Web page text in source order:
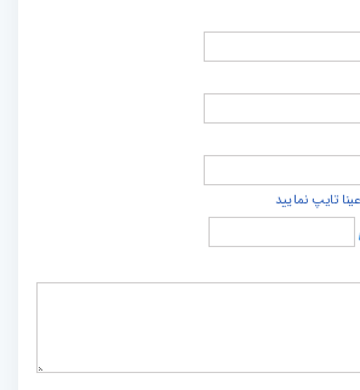
تایپ نمایید